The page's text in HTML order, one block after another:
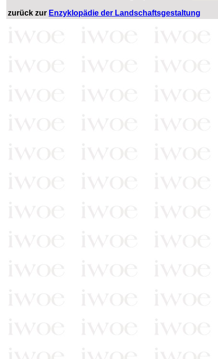
zurück zur Enzyklopädie der Landschaftsgestaltung